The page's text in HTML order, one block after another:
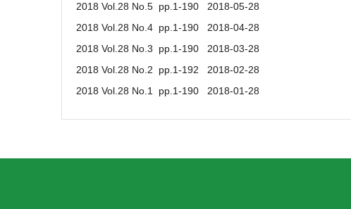
2018 Vol.28 No.5 pp.1-190 2018-05-28
2018 Vol.28 No.4 pp.1-190 2018-04-28
2018 Vol.28 No.3 pp.1-190 2018-03-28
2018 Vol.28 No.2 pp.1-192 2018-02-28
2018 Vol.28 No.1 pp.1-190 2018-01-28